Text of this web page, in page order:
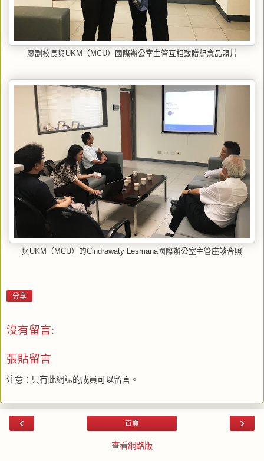
廖副校長與UKM（MCU）國際辦公室主管互相致贈紀念品照片
與UKM（MCU）的Cindrawaty Lesmana國際辦公室主管座談合照
分享
沒有留言:
張貼留言
注意：只有此網誌的成員可以留言。
‹ ›
首頁
查看網路版